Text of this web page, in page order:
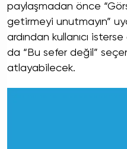
paylaşmadan önce
getirmeyi unutmayın”
ardından kullanıcı
da “Bu sefer değil”
atlayabilecek.